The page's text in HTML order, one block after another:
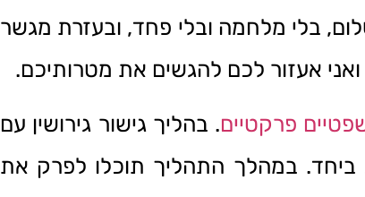
בלי מלחמה ובלי פחד, ובעזרת מגשר
ואני אעזור לכם להגשים את מטרותיכם.
פרקטיים. בהליך גישור גירושין עם
ביחד. במהלך התהליך תוכלו לפרק את